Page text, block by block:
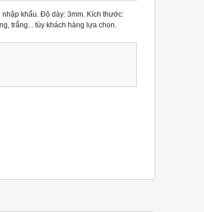
khẩu. Độ dày: 3mm. Kích thước:
trắng... tùy khách hàng lựa chọn.